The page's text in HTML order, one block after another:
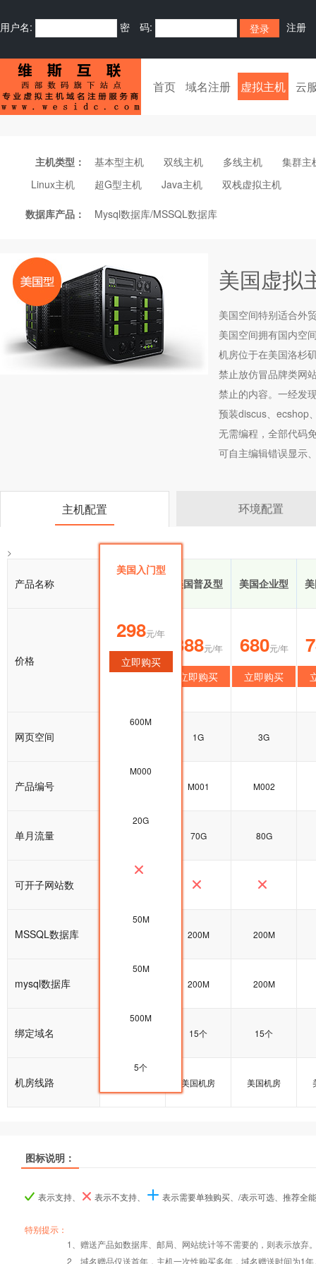
用户名: 密 码: 注册
首页 域名注册 虚拟主机 云
主机类型： 基本型主机 双线主机 多线主机
集群主
Linux主机
超G型主机 Java主机 双栈虚拟主机
数据库产品： Mysql数据库/MSSQL数据库
美国虚拟
美国空间特别适合外
美国空间拥有国内空
机房位于在美国洛杉
禁止放仿冒品牌类网
禁止的内容。一经发
预装discus、ecshop
无需编程，全部代码
可自主编辑错误显示
主机配置 环境配置
>
产品名称 美国普及型 美国企业型
价格
298
立即购买
388元/年
立即购买
680元/年
立即购买
网页空间 1G 3G
产品编号 M001 M002
单月流量 70G 80G
可开子网站数
MSSQL数据库 200M 200M
mysql数据库 200M 200M
绑定域名 15个 15个
机房线路 美国机房 美国机房
美国入门型
298元/年
立即购买
600M
M000
20G
50M
50M
500M
5个
产品名称
Windows2008/ Windows2008/ Windows2008/
产品名称
产品名称
图标说明：
表示支持、 表示不支持、 表示需要单独购买、/表示可选、推荐全
特别提示：
1、赠送产品如数据库、邮局、网站统计等不需要的，则表示放弃
2、域名赠品仅送首年，主机一次性购买多年，域名赠送时间为1年